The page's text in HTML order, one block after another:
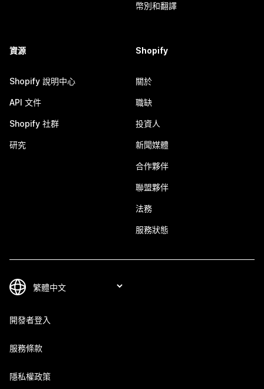
幣別和翻譯
資源
Shopify 說明中心
API 文件
Shopify 社群
研究
Shopify
關於
職缺
投資人
新聞媒體
合作夥伴
聯盟夥伴
法務
服務狀態
開發者登入
服務條款
隱私權政策